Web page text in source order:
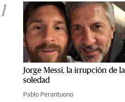
1
Jorge Messi, la irrupción de la
soledad
Pablo Perantuono